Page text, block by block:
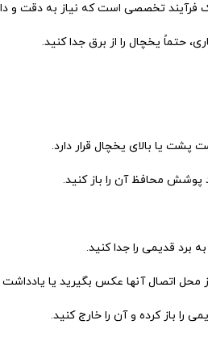
تخصصی است که نیاز به دقت و
حتماً یخچال را از برق جدا کنید.
پشت یا بالای یخچال قرار دارد.
پوشش محافظ آن را باز کنید.
برد قدیمی را جدا کنید.
محل اتصال آنها عکس بگیرید یا
را باز کرده و آن را خارج کنید.